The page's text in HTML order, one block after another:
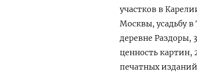
участков в
Москвы, усадьбу
деревне Раздоры,
ценность картин,
печатных